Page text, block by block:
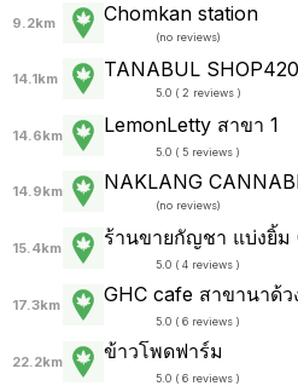
9.2km Chomkan station
(no reviews)
14.1km TANABUL
5.0 ( 2 reviews )
14.6km LemonLetty สาขา 1
5.0 ( 5 reviews )
14.9km NAKLANG
(no reviews)
15.4km ร้านขายกัญชา แบ่งยิ้ม
5.0 ( 4 reviews )
17.3km GHC cafe สาขานาด้ว
5.0 ( 6 reviews )
22.2km ข้าวโพดฟาร์ม
5.0 ( 6 reviews )